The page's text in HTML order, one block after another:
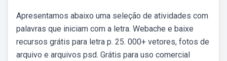
Apresentamos abaixo uma seleção de atividades com
palavras que iniciam com a letra. Webache e baixe
recursos grátis para letra p. 25. 000+ vetores, fotos de
arquivo e arquivos psd. Grátis para uso comercial